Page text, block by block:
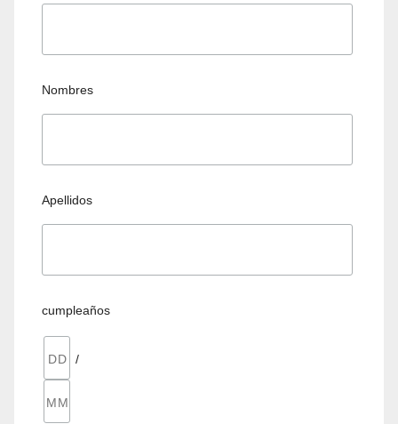
Nombres
Apellidos
cumpleaños
/